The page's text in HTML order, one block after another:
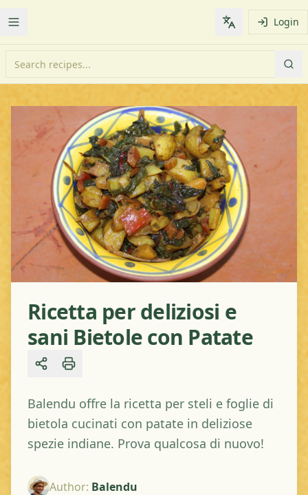
Toggle Menu Change Login
Ricetta per deliziosi e
sani Bietole con Patate
Share
Balendu offre la ricetta per steli e foglie di
bietola cucinati con patate in deliziose
spezie indiane. Prova qualcosa di nuovo!
Author: Balendu